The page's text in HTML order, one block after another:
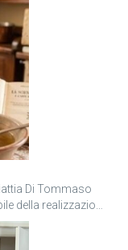
Di Tommaso
della realizzazione